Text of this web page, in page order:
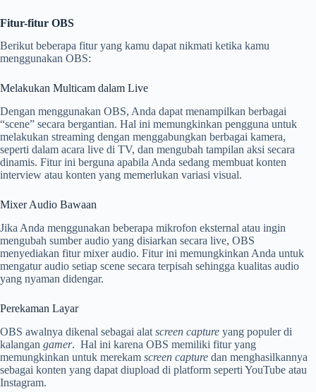
Fitur-fitur OBS
Berikut beberapa fitur yang kamu dapat nikmati ketika kamu
menggunakan OBS:
Melakukan Multicam dalam Live
Dengan menggunakan OBS, Anda dapat menampilkan berbagai
“scene” secara bergantian. Hal ini memungkinkan pengguna untuk
melakukan streaming dengan menggabungkan berbagai kamera,
seperti dalam acara live di TV, dan mengubah tampilan aksi secara
dinamis. Fitur ini berguna apabila Anda sedang membuat konten
interview atau konten yang memerlukan variasi visual.
Mixer Audio Bawaan
Jika Anda menggunakan beberapa mikrofon eksternal atau ingin
mengubah sumber audio yang disiarkan secara live, OBS
menyediakan fitur mixer audio. Fitur ini memungkinkan Anda untuk
mengatur audio setiap scene secara terpisah sehingga kualitas audio
yang nyaman didengar.
Perekaman Layar
OBS awalnya dikenal sebagai alat screen capture yang populer di
kalangan gamer. Hal ini karena OBS memiliki fitur yang
memungkinkan untuk merekam screen capture dan menghasilkannya
sebagai konten yang dapat diupload di platform seperti YouTube atau
Instagram.